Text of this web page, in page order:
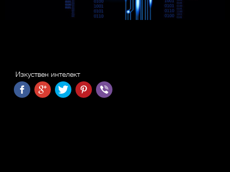
Изкуствен интелект